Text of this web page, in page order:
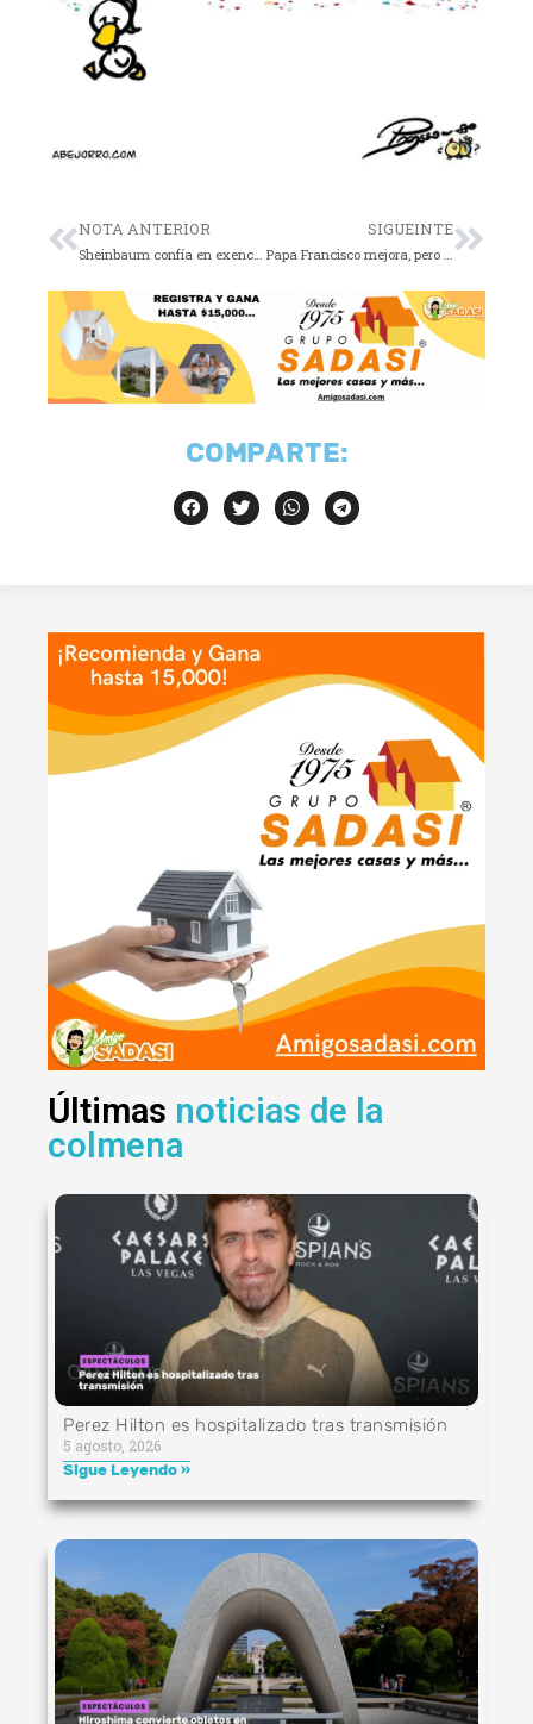
NOTA ANTERIOR SIGUEINTE
COMPARTE:
Últimas noticias de la
colmena
Perez Hilton es hospitalizado tras transmisión
5 agosto, 2026
Sigue Leyendo »